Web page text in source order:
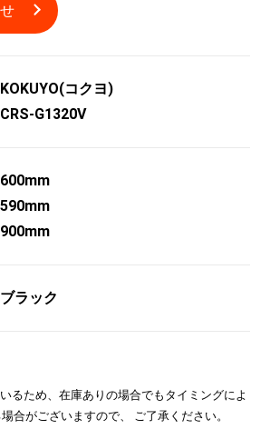
KOKUYO(コクヨ)
CRS-G1320V
600mm
590mm
900mm
ブラック
るため、在庫ありの場合でもタイミングによ
合がございますので、 ご了承ください。